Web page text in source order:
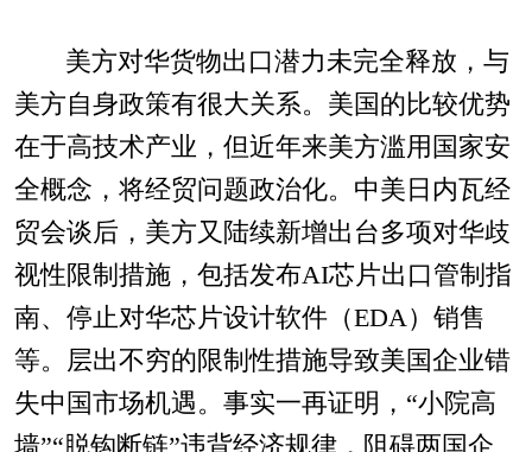
美方对华货物出口潜力未完全释放，与
美方自身政策有很大关系。美国的比较优势
在于高技术产业，但近年来美方滥用国家安
全概念，将经贸问题政治化。中美日内瓦经
贸会谈后，美方又陆续新增出台多项对华歧
视性限制措施，包括发布AI芯片出口管制指
南、停止对华芯片设计软件（EDA）销售
等。层出不穷的限制性措施导致美国企业错
失中国市场机遇。事实一再证明，“小院高
墙”“脱钩断链”违背经济规律，阻碍两国企